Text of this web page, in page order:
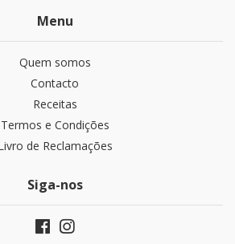
Menu
Quem somos
Contacto
Receitas
Termos e Condições
de Reclamações
Siga-nos